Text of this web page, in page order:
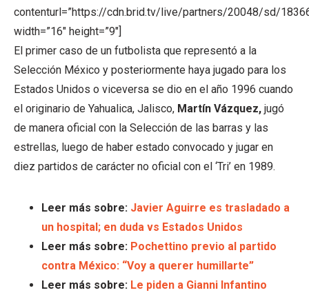
contenturl=”https://cdn.brid.tv/live/partners/20048/sd/
width=”16″ height=”9″]
El primer caso de un futbolista que representó a la
Selección México y posteriormente haya jugado para los
Estados Unidos o viceversa se dio en el año 1996 cuando
el originario de Yahualica, Jalisco, Martín Vázquez, jugó
de manera oficial con la Selección de las barras y las
estrellas, luego de haber estado convocado y jugar en
diez partidos de carácter no oficial con el ‘Tri’ en 1989.
Leer más sobre: Javier Aguirre es trasladado a
un hospital; en duda vs Estados Unidos
Leer más sobre: Pochettino previo al partido
contra México: “Voy a querer humillarte”
Leer más sobre: Le piden a Gianni Infantino